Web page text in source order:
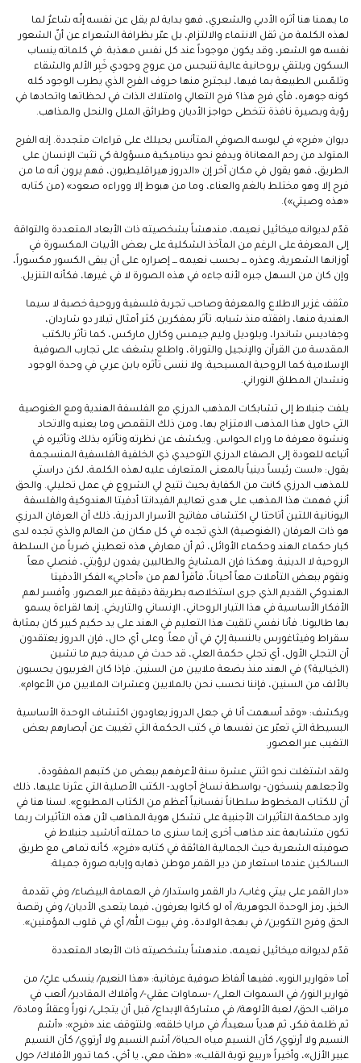
ما يهمنا هنا أثره الأدبي والشعري، فهو بداية لم يقل عن نفسه إنّه شاعرٌ لما
لهذه الكلمة من ثقل الانتماء والالتزام، بل عبّر بظرافة الشعراء عن أنّ الشعور
نفسه هو الشعر، وقد يكون موجوداً عند كل نفس مهذبة. في كلماته ينساب
السكون ويلتقي بروحانية عالية تنبجس من عروج وجودي خَبِر الألم والشقاء
وتلمّس الطبيعة بما فيها، ليجترح منها حروف الفرح الذي يطرب الوجود كله
كونه جوهره، فأي فرح هذا؟ فرح التعالي وامتلاك الذات في لحظاتها واتحادها في
رؤية وبصيرة نافذة تتخطى حواجز الأديان وطرائق الملل والنحل والمذاهب.
ديوان «فرح» في لبوسه الصوفي المتأنس يحيلك على قراءات متجددة. إنه الفرح
المتولد من رحم المعاناة ويدفع نحو ديناميكية مسؤولة كي تثبت الإنسان على
الطريق، فهو يقول في مكان آخر إن «الدروز هيراقليطيون، فهم يرون أنه ما من
فرح إلا وهو مختلط بالغم والعناء، وما من هبوط إلا ووراءه صعود» (من كتابه
«هذه وصيتي»).
قدّم لديوانه ميخائيل نعيمه، مندهشاً بشخصيته ذات الأبعاد المتعددة والتواقة
إلى المعرفة على الرغم من المآخذ الشكلية على بعض الأبيات المكسورة في
أوزانها الشعرية، وعذره ـــ بحسب نعيمه ـــ إصراره على أن يبقى الكسور مكسوراً،
وإن كان من السهل جبره لأنه جاءه في هذه الصورة لا في غيرها، فكأنه التنزيل.
مثقف غزير الاطلاع والمعرفة وصاحب تجربة فلسفية وروحية خصبة لا سيما
الهندية منها، رافقته منذ شبابه. تأثر بمفكرين كثر أمثال تيلار دو شاردان،
وجفاديس شاندرا، وبلوديل وليم جيمس وكارل ماركس، كما تأثر بالكتب
المقدسة من القرآن والإنجيل والتوراة، واطلع بشغف على تجارب الصوفية
الإسلامية كما الروحية المسيحية. ولا ننسى تأثره بابن عربي في وحدة الوجود
ونشدان المطلق النوراني.
يلفت جنبلاط إلى تشابكات المذهب الدرزي مع الفلسفة الهندية ومع الغنوصية
التي حاول هذا المذهب الامتزاج بها، ومن ذلك التقمص وما يعنيه والاتحاد
ونشوة معرفة ما وراء الحواس. ويكشف عن نظرته وتأثره بذلك وتأثيره في
أتباعه للعودة إلى الصفاء الدرزي التوحيدي ذي الخلفية الفلسفية المنسجمة
يقول: «لست رئيساً دينياً بالمعنى المتعارف عليه لهذه الكلمة، لكن دراستي
للمذهب الدرزي كانت من الكفاية بحيث تتيح لي الشروع في عمل تحليلي. والحق
أنني فهمت هذا المذهب على هدى تعاليم الفيدانتا أدفيتا الهندوكية والفلسفة
اليونانية اللتين أتاحتا لي اكتشاف مفاتيح الأسرار الدرزية، ذلك أن العرفان الدرزي
هو ذات العرفان (الغنوصية) الذي تجده في كل مكان من العالم والذي تجده لدى
كبار حكماء الهند وحكماء الأوائل، ثم أن معارفي هذه تعطيني ضرباً من السلطة
الروحية لا الدينية. وهكذا فإن المشايخ والطالبين يفدون لرؤيتي، فنصلي معاً
ونقوم ببعض التأملات معاً أحياناً، فأقرأ لهم من «أحاجي» الفكر الأدفيتا
الهندوكي القديم الذي جرى استخلاصه بطريقة دقيقة عبر العصور. وأفسر لهم
الأفكار الأساسية في هذا التيار الروحاني، الإنساني والتاريخي. إنها لقراءة يسمو
بها طالبونا. فأنا نفسي تلقيت هذا التعليم في الهند على يد حكيم كبير كان بمثابة
سقراط وفيثاغورس بالنسبة إليّ في آن معاً. وعلى أي حال، فإن الدروز يعتقدون
أن التجلي الأول، أي تجلي حكمة العلي، قد حدث في مدينة جيم ما تشين
(الخيالية؟) في الهند منذ بضعة ملايين من السنين. فإذا كان الغربيون يحسبون
بالألف من السنين، فإننا نحسب نحن بالملايين وعشرات الملايين من الأعوام».
ويكشف: «وقد أسهمت أنا في جعل الدروز يعاودون اكتشاف الوحدة الأساسية
البسيطة التي تعبّر عن نفسها في كتب الحكمة التي تغيبت عن أبصارهم بعض
التغيب عبر العصور.
ولقد اشتغلت نحو اثنتي عشرة سنة لأعرفهم ببعض من كتبهم المفقودة،
ولأجعلهم ينسخون- بواسطة نساخ أجاويد- الكتب الأصلية التي عثرنا عليها، ذلك
أن للكتاب المخطوط سلطاناً نفسانياً أعظم من الكتاب المطبوع». لسنا هنا في
وارد محاكمة التأثيرات الأجنبية على تشكل هوية المذاهب لأن هذه التأثيرات ربما
تكون متشابهة عند مذاهب أخرى إنما سنرى ما حملته أناشيد جنبلاط في
صوفيته الشعرية حيث الجمالية الفائقة في كتابه «فرح». كأنه تماهى مع طريق
السالكين عندما استعار من دير القمر موطن ذهابه وإيابه صورة جميلة:
«دار القمر على بيتي وغاب/ دار القمر واستدار/ في العمامة البيضاء/ وفي تقدمة
الخبز، رمز الوحدة الجوهرية/ آه لو كانوا يعرفون، فيما يتعدى الأديان/ وفي رقصة
الحق وفرح التكوين/ في بهجة الولادة، وفي بيوت الله/ أي في قلوب المؤمنين».
قدّم لديوانه ميخائيل نعيمه، مندهشاً بشخصيته ذات الأبعاد المتعددة
أما «قوارير النور»، ففيها ألفاظ صوفية عرفانية: «هذا النعيم/ ينسكب عليّ/ من
قوارير النور/ في السموات العلى/ -سماوات عقلي-/ وأفلاك المقادير/ ألعب في
مراقب الحق/ لعبة الألوهة/ في مشاركة الإبداع/ قبل أن يتجلى/ نوراً وعقلاً ومادة/
ثم ظلمة فكر، ثم هدياً سعيداً/ في مرايا خلقه». ولنتوقف عند «فرح»: «أشم
النسيم ولا أرتوي/ كأن النسيم مياه الحياة/ أشم النسيم ولا أرتوي/ كأن النسيم
عبير الأزل»، وأخيراً «ربيع توبة القلب»: «طفْ معي، يا أخي، كما تدور الأفلاك/ حول